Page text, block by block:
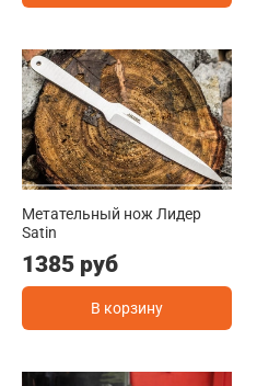
Метательный нож Лидер
Satin
1385 руб
В корзину